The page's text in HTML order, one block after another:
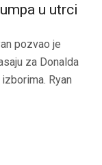
u utrci
pozvao je
za Donalda
Ryan